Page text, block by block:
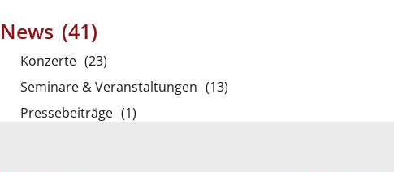
News (41)
Konzerte (23)
Seminare & Veranstaltungen (13)
Pressebeiträge (1)